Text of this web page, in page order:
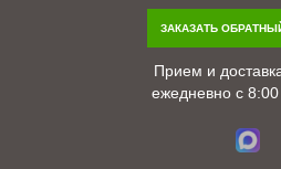
ЗАКАЗАТЬ
Прием и
ежедневно с